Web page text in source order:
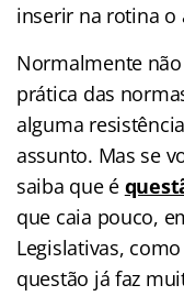
inserir na rotina o
Normalmente
prática das
alguma
assunto. Mas se
saiba que é
que caia pouco,
Legislativas,
questão já faz